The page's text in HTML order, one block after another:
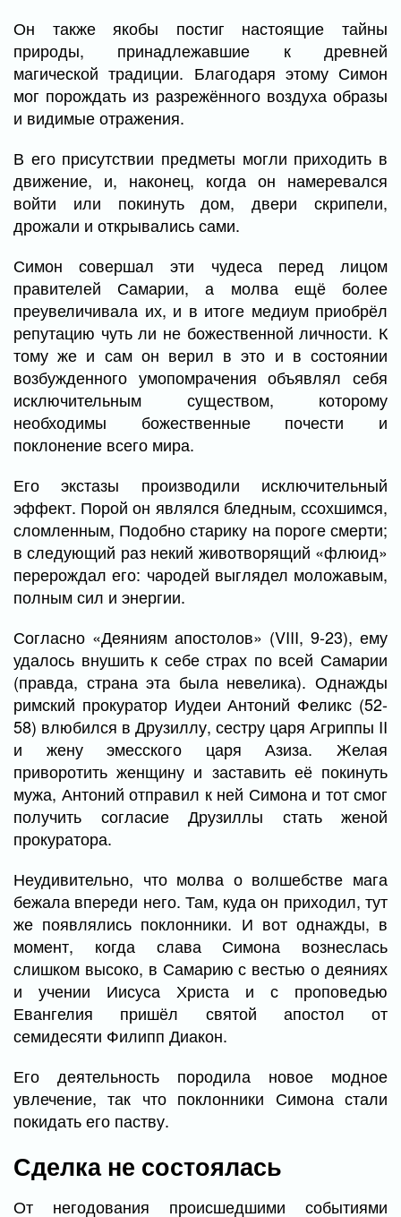
Он также якобы постиг настоящие тайны
природы, принадлежавшие к древней
магической традиции. Благодаря этому Симон
мог порождать из разрежённого воздуха образы
и видимые отражения.
В его присутствии предметы могли приходить в
движение, и, наконец, когда он намеревался
войти или покинуть дом, двери скрипели,
дрожали и открывались сами.
Симон совершал эти чудеса перед лицом
правителей Самарии, а молва ещё более
преувеличивала их, и в итоге медиум приобрёл
репутацию чуть ли не божественной личности. К
тому же и сам он верил в это и в состоянии
возбужденного умопомрачения объявлял себя
исключительным существом, которому
необходимы божественные почести и
поклонение всего мира.
Его экстазы производили исключительный
эффект. Порой он являлся бледным, ссохшимся,
сломленным, Подобно старику на пороге смерти;
в следующий раз некий животворящий «флюид»
перерождал его: чародей выглядел моложавым,
полным сил и энергии.
Согласно «Деяниям апостолов» (VIII, 9-23), ему
удалось внушить к себе страх по всей Самарии
(правда, страна эта была невелика). Однажды
римский прокуратор Иудеи Антоний Феликс (52-
58) влюбился в Друзиллу, сестру царя Агриппы II
и жену эмесского царя Азиза. Желая
приворотить женщину и заставить её покинуть
мужа, Антоний отправил к ней Симона и тот смог
получить согласие Друзиллы стать женой
прокуратора.
Неудивительно, что молва о волшебстве мага
бежала впереди него. Там, куда он приходил, тут
же появлялись поклонники. И вот однажды, в
момент, когда слава Симона вознеслась
слишком высоко, в Самарию с вестью о деяниях
и учении Иисуса Христа и с проповедью
Евангелия пришёл святой апостол от
семидесяти Филипп Диакон.
Его деятельность породила новое модное
увлечение, так что поклонники Симона стали
покидать его паству.
Сделка не состоялась
От негодования происшедшими событиями